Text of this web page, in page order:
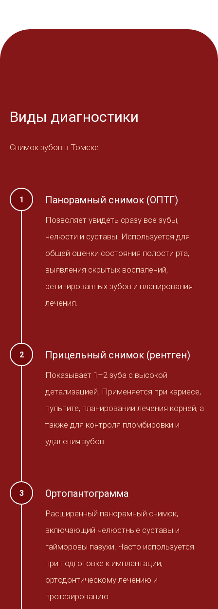
Виды диагностики
Снимок зубов в Томске
Панорамный снимок (ОПТГ)
Позволяет увидеть сразу все зубы,
челюсти и суставы. Используется для
общей оценки состояния полости рта,
выявления скрытых воспалений,
ретинированных зубов и планирования
лечения.
Прицельный снимок (рентген)
Показывает 1–2 зуба с высокой
детализацией. Применяется при кариесе,
пульпите, планировании лечения корней, а
также для контроля пломбировки и
удаления зубов.
Ортопантограмма
Расширенный панорамный снимок,
включающий челюстные суставы и
гайморовы пазухи. Часто используется
при подготовке к имплантации,
ортодонтическому лечению и
протезированию.